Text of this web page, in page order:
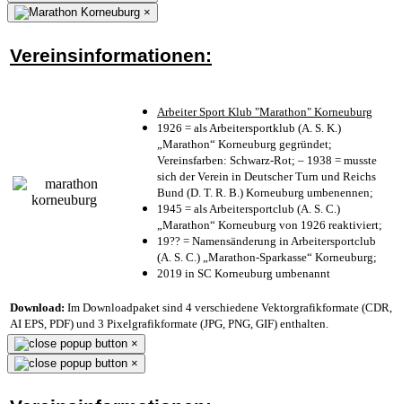
×
Vereinsinformationen:
Arbeiter Sport Klub "Marathon" Korneuburg
1926 = als Arbeitersportklub (A. S. K.)
„Marathon“ Korneuburg gegründet;
Vereinsfarben: Schwarz-Rot; – 1938 = musste
sich der Verein in Deutscher Turn und Reichs
Bund (D. T. R. B.) Korneuburg umbenennen;
1945 = als Arbeitersportclub (A. S. C.)
„Marathon“ Korneuburg von 1926 reaktiviert;
19?? = Namensänderung in Arbeitersportclub
(A. S. C.) „Marathon-Sparkasse“ Korneuburg;
2019 in SC Korneuburg umbenannt
Download: Im Downloadpaket sind 4 verschiedene Vektorgrafikformate (CDR,
AI EPS, PDF) und 3 Pixelgrafikformate (JPG, PNG, GIF) enthalten.
×
×